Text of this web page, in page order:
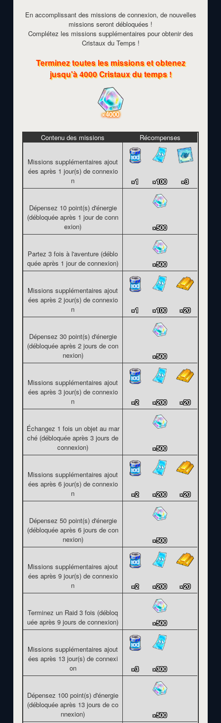
En accomplissant des missions de connexion, de nouvelles
missions seront débloquées !
Complétez les missions supplémentaires pour obtenir des
Cristaux du Temps !
Terminez toutes les missions et obtenez
jusqu'à 4000 Cristaux du temps !
×4000
Contenu des missions Récompenses
Missions supplémentaires ajout
ées après 1 jour(s) de connexio
n
×1 ×100 ×3
Dépensez 10 point(s) d'énergie
(débloquée après 1 jour de conn
exion)
×500
Partez 3 fois à l'aventure (déblo
quée après 1 jour de connexion)
×500
Missions supplémentaires ajout
ées après 2 jour(s) de connexio
n
×1 ×100 ×20
Dépensez 30 point(s) d'énergie
(débloquée après 2 jours de con
nexion)
×500
Missions supplémentaires ajout
ées après 3 jour(s) de connexio
n
×2 ×200 ×20
Échangez 1 fois un objet au mar
ché (débloquée après 3 jours de
connexion)
×500
Missions supplémentaires ajout
ées après 6 jour(s) de connexio
n
×2 ×200 ×20
Dépensez 50 point(s) d'énergie
(débloquée après 6 jours de con
nexion)
×500
Missions supplémentaires ajout
ées après 9 jour(s) de connexio
n
×2 ×200 ×20
Terminez un Raid 3 fois (débloq
uée après 9 jours de connexion)
×500
Missions supplémentaires ajout
ées après 13 jour(s) de connexi
on
×3 ×300
Dépensez 100 point(s) d'énergie
(débloquée après 13 jours de co
nnexion)
×500